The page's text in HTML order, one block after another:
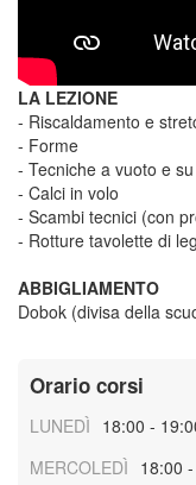
LA LEZIONE
- Riscaldamento e
- Forme
- Tecniche a vuoto e
- Calci in volo
- Scambi tecnici (con
- Rotture tavolette di
ABBIGLIAMENTO
Dobok (divisa della
Orario corsi
LUNEDÌ 18:00 -
MERCOLEDÌ 18:00